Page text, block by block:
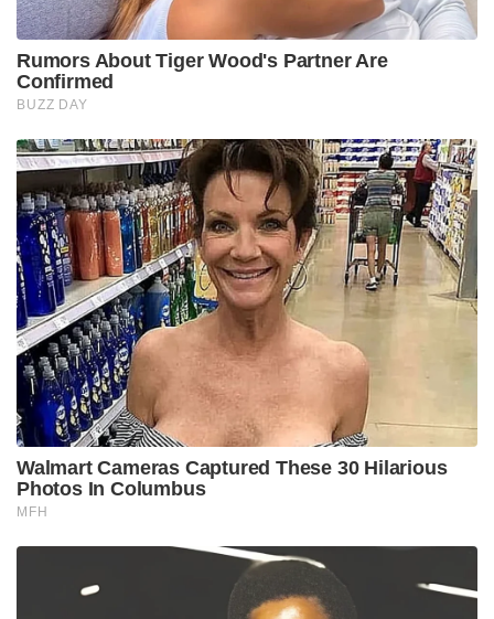
Rumors About Tiger Wood's Partner Are
Confirmed
BUZZ DAY
Walmart Cameras Captured These 30 Hilarious
Photos In Columbus
MFH